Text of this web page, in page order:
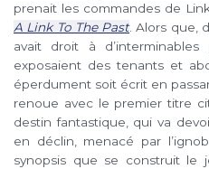
prenait les commandes de
A Link To The Past. Alors que,
avait droit à
exposaient des tenants et
éperdument soit écrit en
renoue avec le premier titre
destin fantastique, qui va
en déclin, menacé par
synopsis que se construit le